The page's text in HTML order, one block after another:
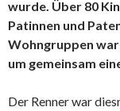
wurde. Über 80
Patinnen und
Wohngruppen
um gemeinsam
Der Renner war